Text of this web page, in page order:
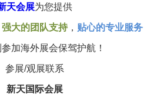
天会展为您提供
强大的团队支持， 贴心的专业服务
加海外展会保驾护航！
参展/观展联系
新天国际会展